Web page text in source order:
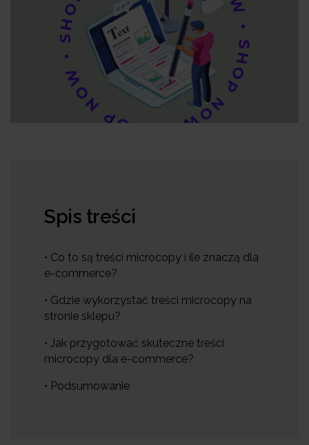
Spis treści
• Co to są treści microcopy i ile znaczą dla
e-commerce?
• Gdzie wykorzystać treści microcopy na
stronie sklepu?
• Jak przygotować skuteczne treści
microcopy dla e-commerce?
• Podsumowanie